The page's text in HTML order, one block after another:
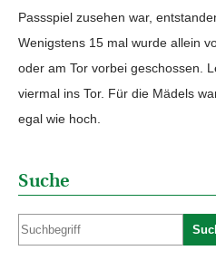
Passspiel zusehen war,
Wenigstens 15 mal wurde allein
oder am Tor vorbei geschossen.
viermal ins Tor. Für die Mädels
egal wie hoch.
Suche